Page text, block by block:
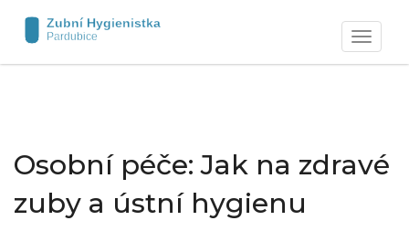
Zobrazit
navigaci
Osobní péče: Jak na zdravé
zuby a ústní hygienu